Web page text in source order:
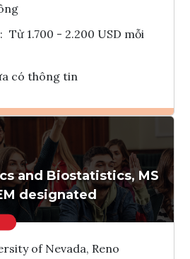
: Từ 1.700 - 2.200 USD mỗi
có thông tin
Ghi danh
Tham vấn Interlink
and Biostatistics, MS
designated
of Nevada, Reno